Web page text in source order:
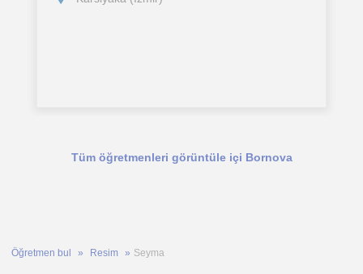
Tüm öğretmenleri görüntüle içi Bornova
Öğretmen bul Resim Seyma